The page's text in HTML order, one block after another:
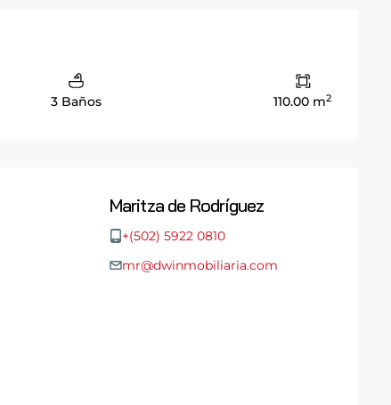
3 Baños 110.00 m2
Maritza de Rodríguez
+(502) 5922 0810
mr@dwinmobiliaria.com